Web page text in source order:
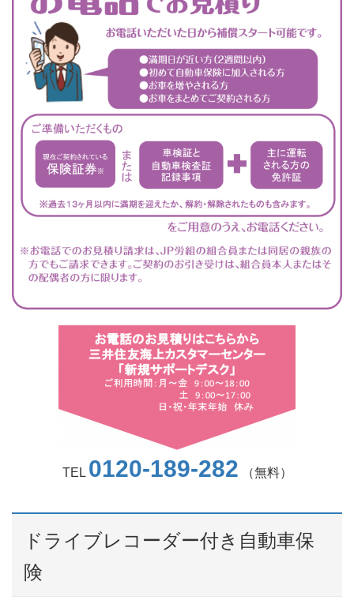
TEL 0120-189-282 （無料）
ドライブレコーダー付き自動車保
険